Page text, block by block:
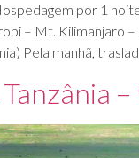
por 1
– Mt. Kilimanjaro
Pela manhã,
–